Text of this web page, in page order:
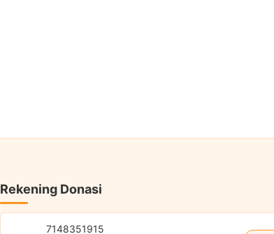
Rekening Donasi
7148351915